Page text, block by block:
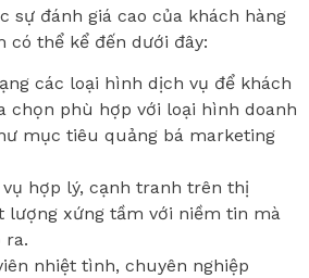
sự đánh giá cao của khách hàng
thể kể đến dưới đây:
các loại hình dịch vụ để khách
chọn phù hợp với loại hình doanh
mục tiêu quảng bá marketing
hợp lý, cạnh tranh trên thị
lượng xứng tầm với niềm tin mà
ra.
nhiệt tình, chuyên nghiệp